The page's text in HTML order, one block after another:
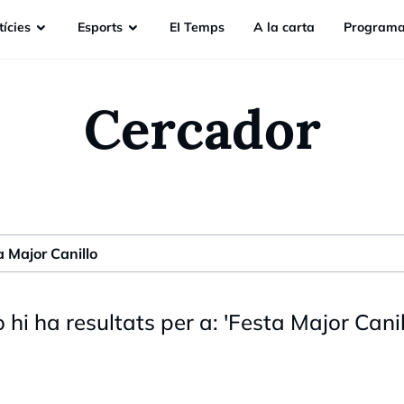
Esports EI Temps A la carta
Cercador
hi ha resultats per a: 'Festa Major